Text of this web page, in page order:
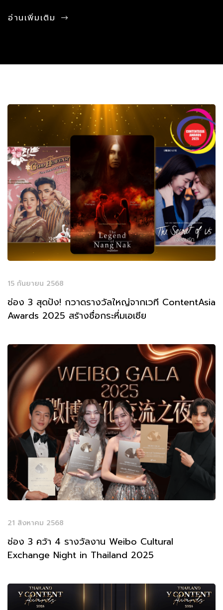
อ่านเพิ่มเติม
15 กันยายน 2568
ช่อง 3 สุดปัง! กวาดรางวัลใหญ่จากเวที ContentAsia
Awards 2025 สร้างชื่อกระหึ่มเอเชีย
21 สิงหาคม 2568
ช่อง 3 คว้า 4 รางวัลงาน Weibo Cultural
Exchange Night in Thailand 2025